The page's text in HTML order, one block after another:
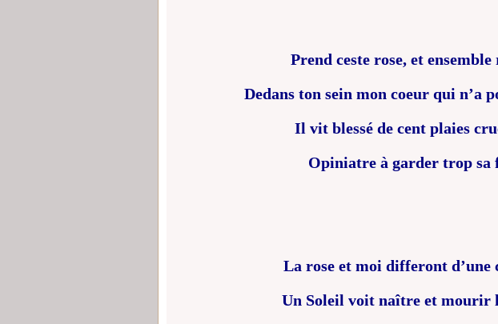
Prend ceste rose, et
Dedans ton sein mon coeur qui n’a
Il vit blessé de cent plaies
Opiniatre à garder trop sa
La rose et moi differont d’une
Un Soleil voit naître et mourir